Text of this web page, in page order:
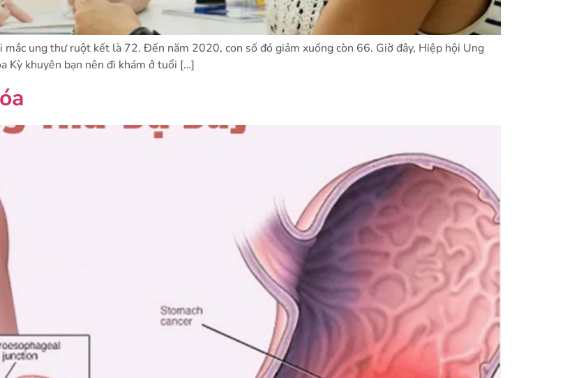
ung thư ruột kết là 72. Đến năm 2020, con số đó giảm xuống còn 66. Giờ đây, Hiệp hội Ung
Kỳ khuyên bạn nên đi khám ở tuổi […]